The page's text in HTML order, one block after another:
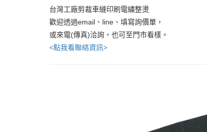
台灣工廠剪裁車縫印刷電繡整燙
歡迎透過email、line、填寫詢價單，
或來電(傳真)洽詢，也可至門市看樣。
<點我看聯絡資訊>